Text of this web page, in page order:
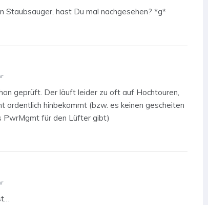
Staubsauger, hast Du mal nachgesehen? *g*
geprüft. Der läuft leider zu oft auf Hochtouren,
ordentlich hinbekommt (bzw. es keinen gescheiten
PwrMgmt für den Lüfter gibt)